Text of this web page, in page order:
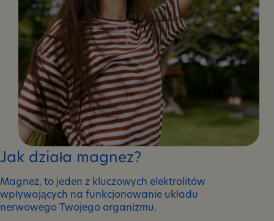
Jak działa magnez?
Magnez, to jeden z kluczowych elektrolitów
wpływających na funkcjonowanie układu
nerwowego Twojego organizmu.